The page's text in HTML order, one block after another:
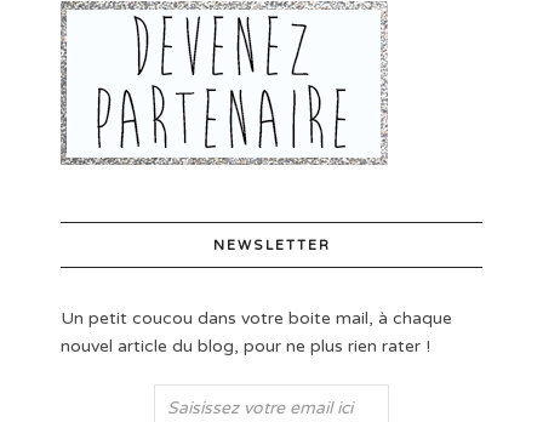
NEWSLETTER
Un petit coucou dans votre boite mail, à chaque
nouvel article du blog, pour ne plus rien rater !